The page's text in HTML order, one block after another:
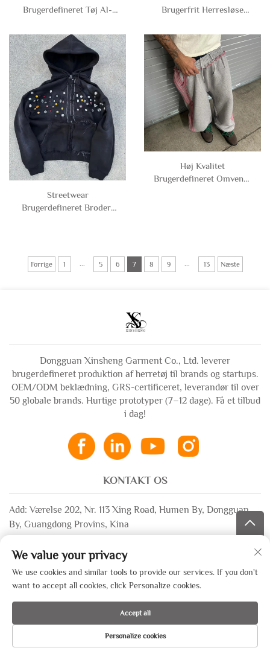
Brugerdefineret Tøj Al-
Lynlås Strass Sweatsuit
Tracksuit Hoodie og
Sweatpants Sæt Mænd
Brugerfrit Herresløse
Oversize Vide Ben Løse
Denim Bukser Jeans til
Mænd
Streetwear
Brugerdefineret Broderi
Rhinestone Boksformet
Afkortet Distreseed
Høj Kvalitet
Brugerdefineret Omvendt
Forrige 1 ... 5 6 7 8 9 ... 13 Næste
Dongguan Xinsheng Garment Co., Ltd. leverer
brugerdefineret produktion af herretøj til brands og startups.
OEM/ODM beklædning, GRS-certificeret, leverandør til over
50 globale brands. Hurtige prototyper (7–12 dage). Få et tilbud
i dag!
KONTAKT OS
Add: Værelse 202, Nr. 113 Xing Road, Humen By, Dongguan
By, Guangdong Provins, Kina
+86-13532483058
Privatlivspolitik
We value your privacy
We use cookies and similar tools to provide our services. If you don't
want to accept all cookies, click Personalize cookies.
Personalize cookies
Accept all